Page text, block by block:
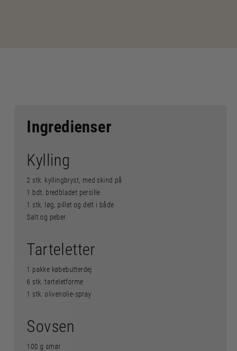
Ingredienser
Kylling
2 stk. kyllingbryst, med skind på
1 bdt. bredbladet persille
1 stk. løg, pillet og delt i både
Salt og peber
Tarteletter
1 pakke købebutterdej
6 stk. tarteletforme
1 stk. olivenolie-spray
Sovsen
100 g smør